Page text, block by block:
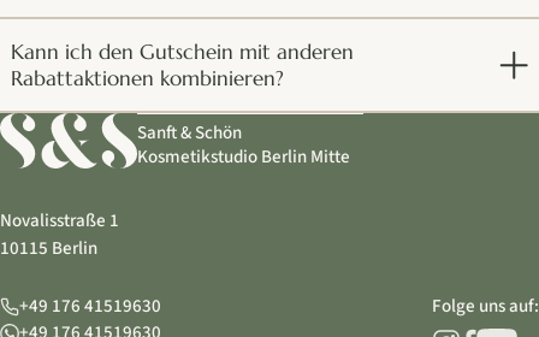
Kann ich den Gutschein mit anderen
Rabattaktionen kombinieren?
Sanft & Schön
Kosmetikstudio Berlin Mitte
Novalisstraße 1
10115 Berlin
+49 176 41519630
Folge uns auf: